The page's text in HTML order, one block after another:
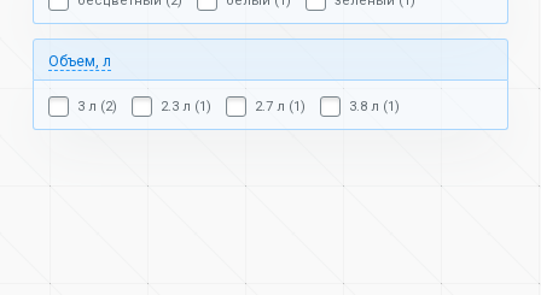
Объем, л
3 л (2) 2.3 л (1) 2.7 л (1) 3.8 л (1)